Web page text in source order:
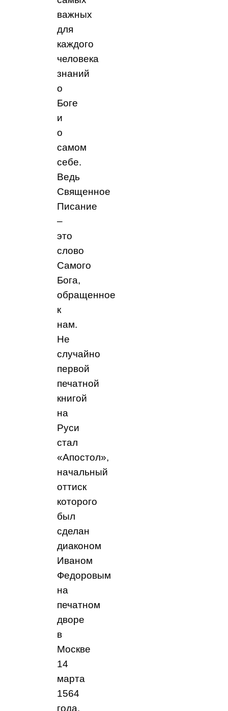
важных
для
каждого
человека
знаний
о
Боге
и
о
самом
себе.
Ведь
Священное
Писание
–
это
слово
Самого
Бога,
обращенное
к
нам.
Не
случайно
первой
печатной
книгой
на
Руси
стал
«Апостол»,
начальный
оттиск
которого
был
сделан
диаконом
Иваном
Федоровым
на
печатном
дворе
в
Москве
14
марта
1564
года.